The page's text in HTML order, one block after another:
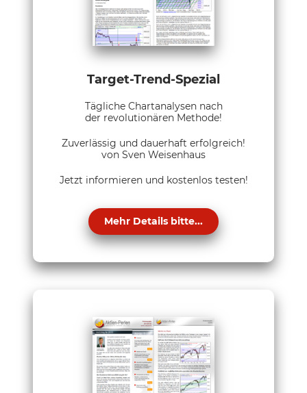
Target-Trend-Spezial
Tägliche Chartanalysen nach
der revolutionären Methode!
Zuverlässig und dauerhaft erfolgreich!
von Sven Weisenhaus
Jetzt informieren und kostenlos testen!
Mehr Details bitte...